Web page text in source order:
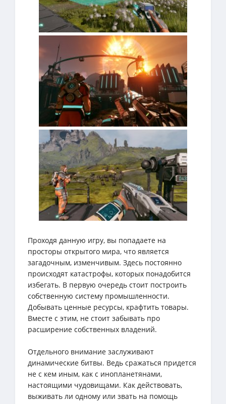
Проходя данную игру, вы попадаете на
просторы открытого мира, что является
загадочным, изменчивым. Здесь постоянно
происходят катастрофы, которых понадобится
избегать. В первую очередь стоит построить
собственную систему промышленности.
Добывать ценные ресурсы, крафтить товары.
Вместе с этим, не стоит забывать про
расширение собственных владений.
Отдельного внимание заслуживают
динамические битвы. Ведь сражаться придется
не с кем иным, как с инопланетянами,
настоящими чудовищами. Как действовать,
выживать ли одному или звать на помощь